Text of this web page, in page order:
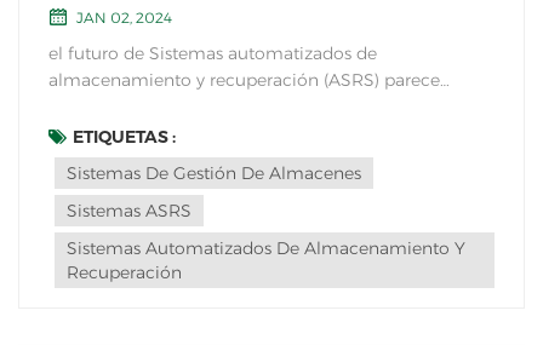
JAN 02, 2024
el futuro de Sistemas automatizados de
almacenamiento y recuperación (ASRS) parece
evolucionando y optimizando sus operaciones. Aquí
hay algunas tendencias que pueden dar forma al
futuro de ASRS:1. Avances en Robótica: sistemas
ASRS Es probable q...
ETIQUETAS :
Sistemas De Gestión De Almacenes
Sistemas ASRS
Sistemas Automatizados De Almacenamiento Y
Recuperación